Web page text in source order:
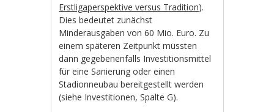
Erstligaperspektive versus Tradition).
Dies bedeutet zunächst
Minderausgaben von 60 Mio. Euro. Zu
einem späteren Zeitpunkt müssten
dann gegebenenfalls Investitionsmittel
für eine Sanierung oder einen
Stadionneubau bereitgestellt werden
(siehe Investitionen, Spalte G).